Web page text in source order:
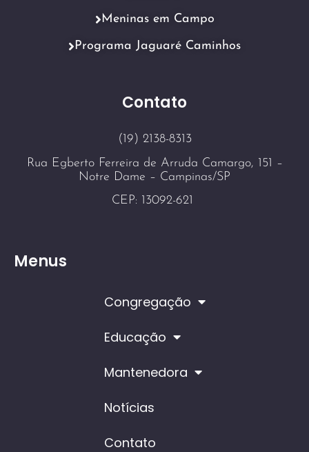
Contato
(19) 2138-8313
Rua Egberto Ferreira de Arruda Camargo, 151 –
Notre Dame – Campinas/SP
CEP: 13092-621
Menus
Congregação
Educação
Mantenedora
Notícias
Contato
Meninas em Campo
Programa Jaguaré Caminhos